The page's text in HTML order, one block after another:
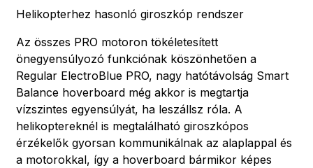
Helikopterhez hasonló giroszkóp rendszer
Az összes PRO motoron tökéletesített
önegyensúlyozó funkciónak köszönhetően a
Regular ElectroBlue PRO, nagy hatótávolság Smart
Balance hoverboard még akkor is megtartja
vízszintes egyensúlyát, ha leszállsz róla. A
helikoptereknél is megtalálható giroszkópos
érzékelők gyorsan kommunikálnak az alaplappal és
a motorokkal, így a hoverboard bármikor képes